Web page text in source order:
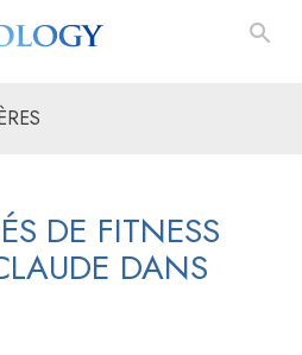
DE FITNESS
DANS